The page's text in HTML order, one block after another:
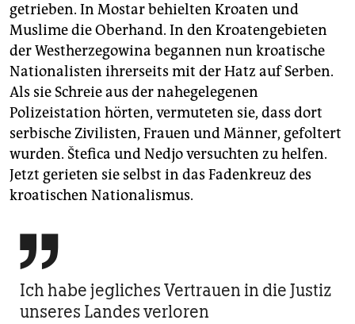
getrieben. In Mostar behielten Kroaten und
Muslime die Oberhand. In den Kroatengebieten
der Westherzegowina begannen nun kroatische
Nationalisten ihrerseits mit der Hatz auf Serben.
Als sie Schreie aus der nahegelegenen
Polizeistation hörten, vermuteten sie, dass dort
serbische Zivilisten, Frauen und Männer, gefoltert
wurden. Štefica und Nedjo versuchten zu helfen.
Jetzt gerieten sie selbst in das Fadenkreuz des
kroatischen Nationalismus.

Ich habe jegliches Vertrauen in die Justiz
unseres Landes verloren